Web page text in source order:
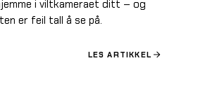
i viltkameraet ditt – og
er feil tall å se på.
LES ARTIKKEL